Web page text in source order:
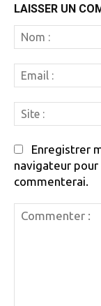
LAISSER UN
Enregistrer
navigateur
commenterai.